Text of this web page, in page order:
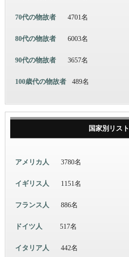
70代の物故者 4701名
80代の物故者 6003名
90代の物故者 3657名
100歳代の物故者 489名
国家別リスト
アメリカ人 3780名
イギリス人 1151名
フランス人 886名
ドイツ人 517名
イタリア人 442名